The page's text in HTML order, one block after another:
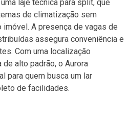
laje técnica para split, que
de climatização sem
A presença de vagas de
assegura conveniência e
Com uma localização
alto padrão, o Aurora
para quem busca um lar
de facilidades.